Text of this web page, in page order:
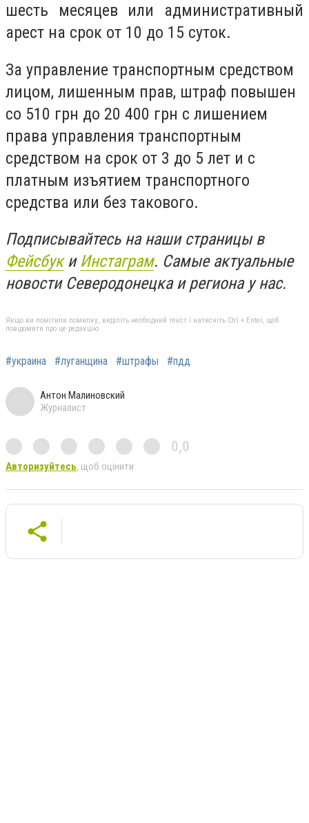
шесть месяцев или административный
арест на срок от 10 до 15 суток.
За управление транспортным средством
лицом, лишенным прав, штраф повышен
со 510 грн до 20 400 грн с лишением
права управления транспортным
средством на срок от 3 до 5 лет и с
платным изъятием транспортного
средства или без такового.
Подписывайтесь на наши страницы в
Фейсбуки Инстаграм. Самые актуальные
новости Северодонецка и региона у нас.
Якщо ви помітили помилку, виділіть необхідний текст і натисніть Ctrl + Enter, щоб
повідомити про це редакцію
#украина #луганщина #штрафы #пдд
Антон Малиновский
Журналист
0,0
Авторизуйтесь, щоб оцінити